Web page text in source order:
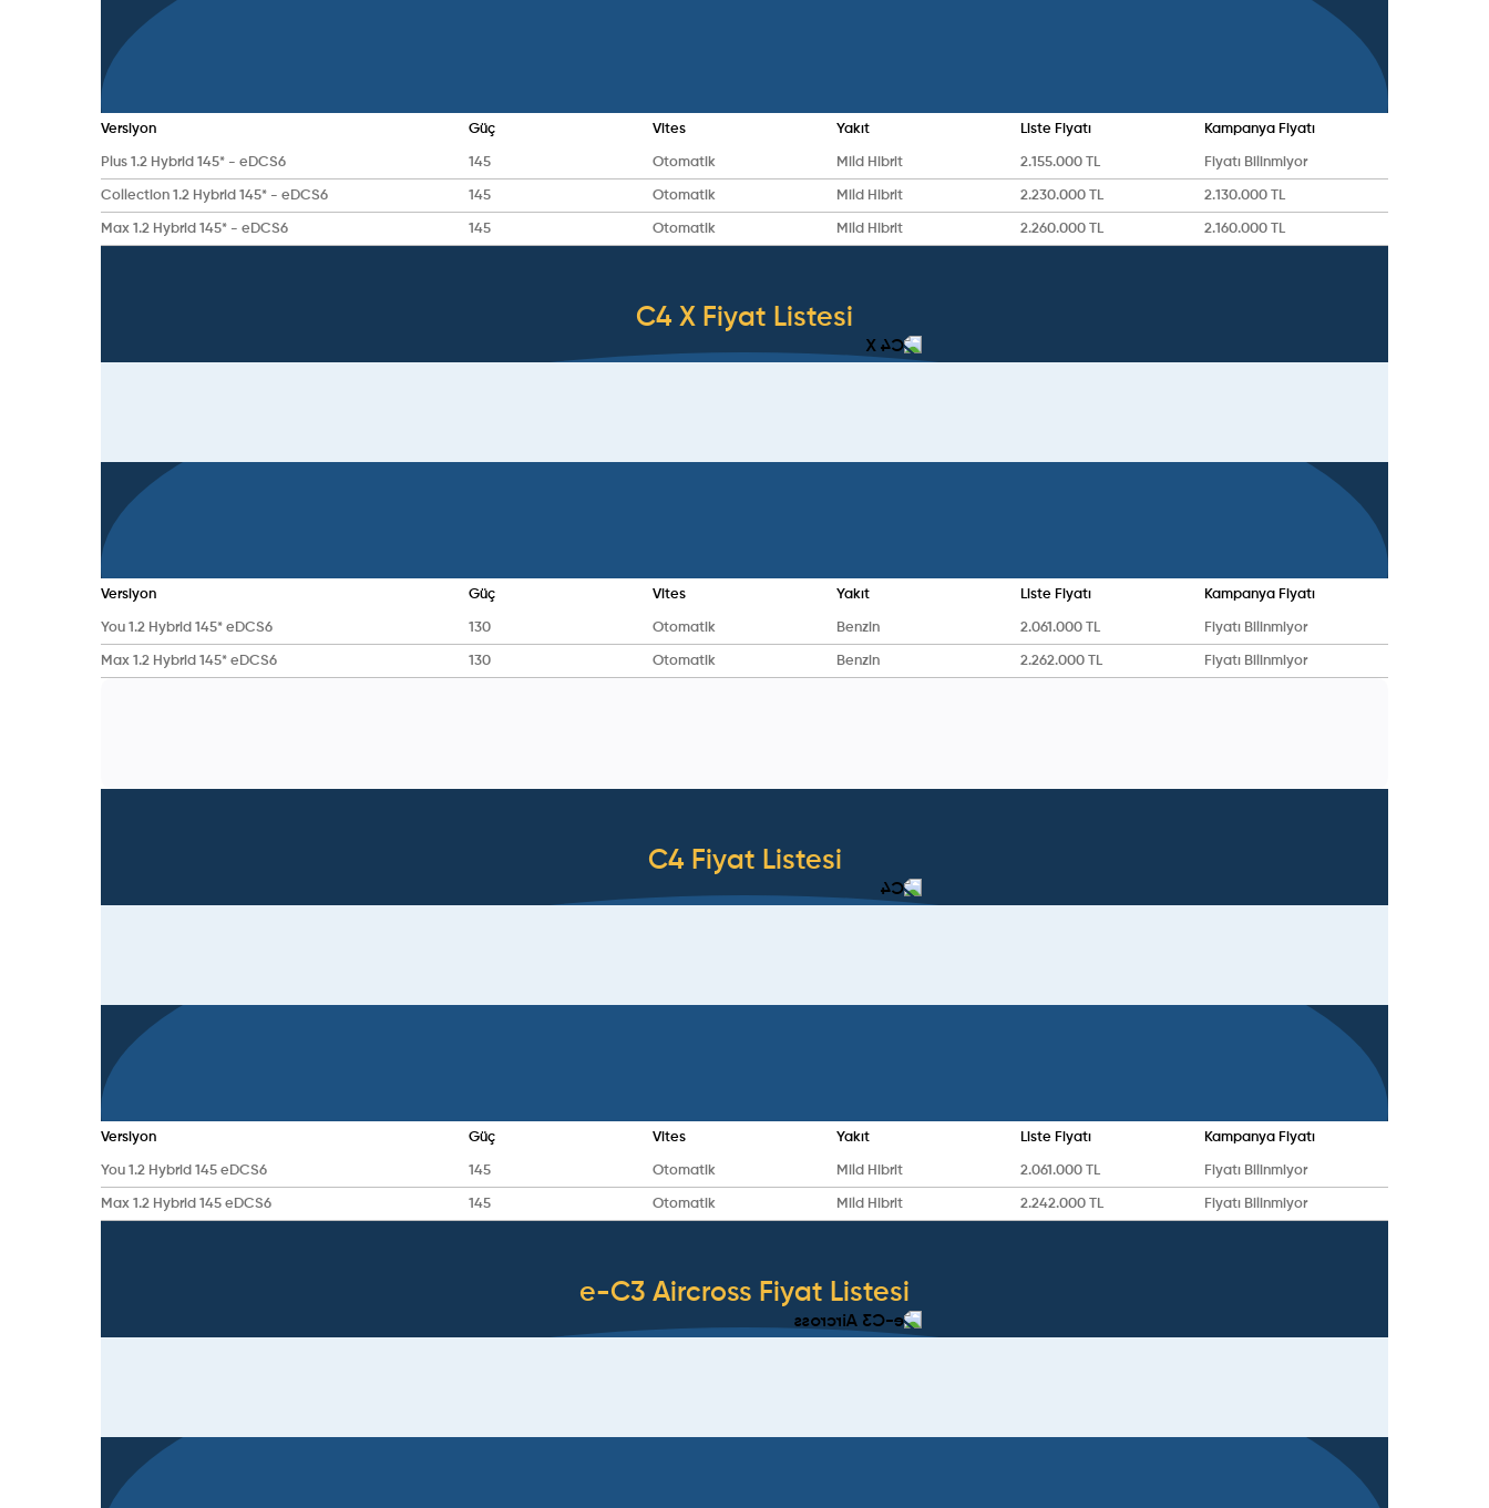
Versiyon Güç Vites Yakıt Liste Fiyatı Kampanya Fiyatı
Plus 1.2 Hybrid 145* - eDCS6 145 Otomatik Mild Hibrit 2.155.000 TL Fiyatı Bilinmiyor
Collection 1.2 Hybrid 145* - eDCS6 145 Otomatik Mild Hibrit 2.230.000 TL 2.130.000 TL
Max 1.2 Hybrid 145* - eDCS6 145 Otomatik Mild Hibrit 2.260.000 TL 2.160.000 TL
C4 X Fiyat Listesi
Versiyon Güç Vites Yakıt Liste Fiyatı Kampanya Fiyatı
You 1.2 Hybrid 145* eDCS6 130 Otomatik Benzin 2.061.000 TL Fiyatı Bilinmiyor
Max 1.2 Hybrid 145* eDCS6 130 Otomatik Benzin 2.262.000 TL Fiyatı Bilinmiyor
C4 Fiyat Listesi
Versiyon Güç Vites Yakıt Liste Fiyatı Kampanya Fiyatı
You 1.2 Hybrid 145 eDCS6 145 Otomatik Mild Hibrit 2.061.000 TL Fiyatı Bilinmiyor
Max 1.2 Hybrid 145 eDCS6 145 Otomatik Mild Hibrit 2.242.000 TL Fiyatı Bilinmiyor
e-C3 Aircross Fiyat Listesi